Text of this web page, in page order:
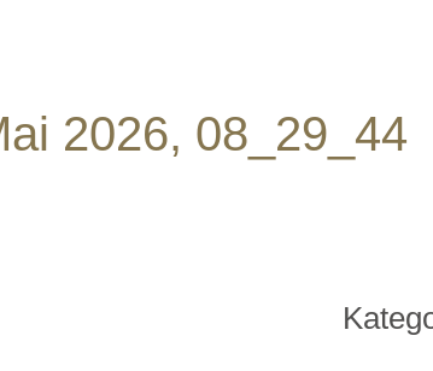
2026, 08_29_44